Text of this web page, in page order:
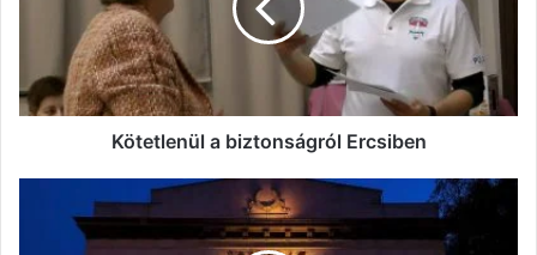
Kötetlenül a biztonságról Ercsiben
szünetet